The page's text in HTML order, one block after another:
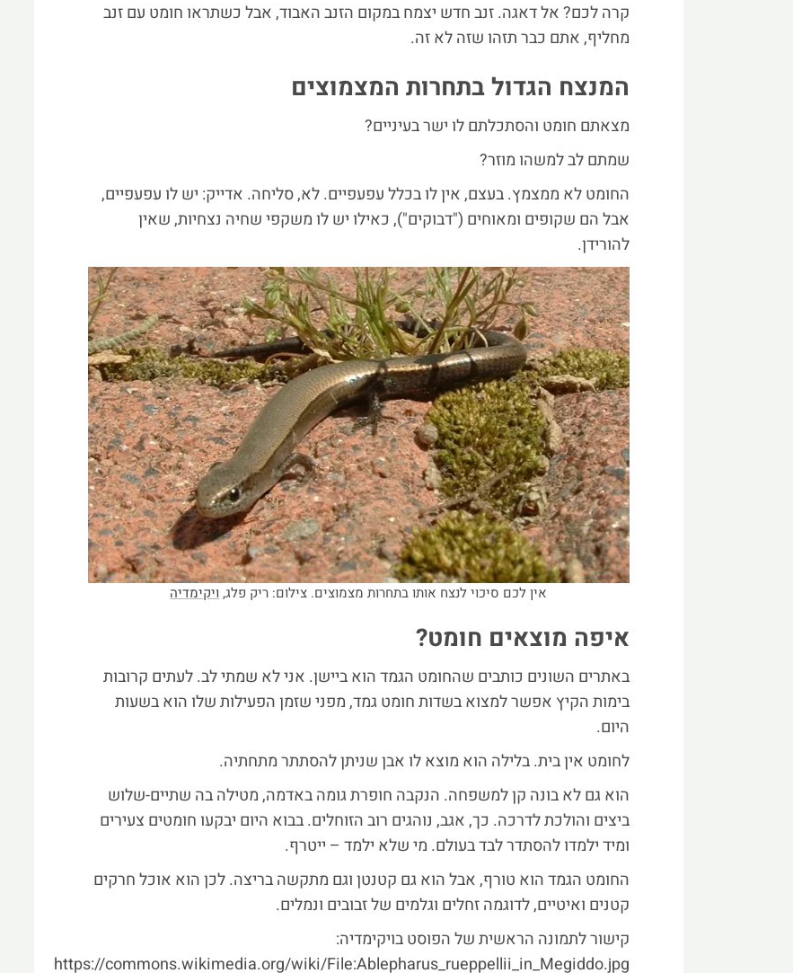
קרה לכם? אל דאגה. זנב חדש יצמח במקום הזנב האבוד, אבל כשתראו חומט עם זנב
מחליף, אתם כבר תזהו שזה לא זה.
המנצח הגדול בתחרות המצמוצים
מצאתם חומט והסתכלתם לו ישר בעיניים?
שמתם לב למשהו מוזר?
החומט לא ממצמץ. בעצם, אין לו בכלל עפעפיים. לא, סליחה. אדייק: יש לו עפעפיים,
אבל הם שקופים ומאוחים ("דבוקים"), כאילו יש לו משקפי שחיה נצחיות, שאין
להורידן.
אין לכם סיכוי לנצח אותו בתחרות מצמוצים. צילום: ריק פלג, ויקימדיה
איפה מוצאים חומט?
באתרים השונים כותבים שהחומט הגמד הוא ביישן. אני לא שמתי לב. לעתים קרובות
בימות הקיץ אפשר למצוא בשדות חומט גמד, מפני שזמן הפעילות שלו הוא בשעות
היום.
לחומט אין בית. בלילה הוא מוצא לו אבן שניתן להסתתר מתחתיה.
הוא גם לא בונה קן למשפחה. הנקבה חופרת גומה באדמה, מטילה בה שתיים-שלוש
ביצים והולכת לדרכה. כך, אגב, נוהגים רוב הזוחלים. בבוא היום יבקעו חומטים צעירים
ומיד ילמדו להסתדר לבד בעולם. מי שלא ילמד – ייטרף.
החומט הגמד הוא טורף, אבל הוא גם קטנטן וגם מתקשה בריצה. לכן הוא אוכל חרקים
קטנים ואיטיים, לדוגמה זחלים וגלמים של זבובים ונמלים.
קישור לתמונה הראשית של הפוסט בויקימדיה:
https://commons.wikimedia.org/wiki/File:Ablepharus_rueppellii_in_Megiddo.jpg